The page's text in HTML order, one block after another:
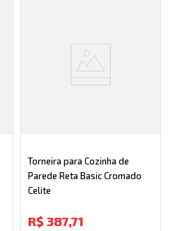
Torneira para Cozinha de
Parede Reta Basic Cromado
Celite
R$ 387,71